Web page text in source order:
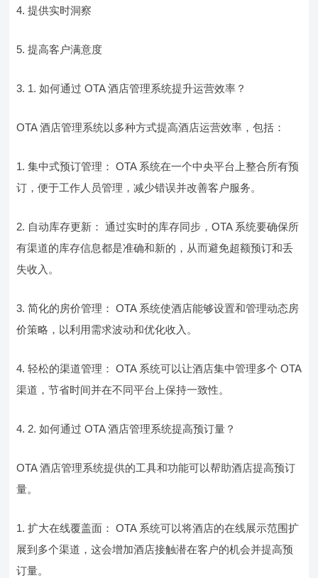
4. 提供实时洞察
5. 提高客户满意度
3. 1. 如何通过 OTA 酒店管理系统提升运营效率？
OTA 酒店管理系统以多种方式提高酒店运营效率，包括：
1. 集中式预订管理： OTA 系统在一个中央平台上整合所有预
订，便于工作人员管理，减少错误并改善客户服务。
2. 自动库存更新： 通过实时的库存同步，OTA 系统要确保所
有渠道的库存信息都是准确和新的，从而避免超额预订和丢
失收入。
3. 简化的房价管理： OTA 系统使酒店能够设置和管理动态房
价策略，以利用需求波动和优化收入。
4. 轻松的渠道管理： OTA 系统可以让酒店集中管理多个 OTA
渠道，节省时间并在不同平台上保持一致性。
4. 2. 如何通过 OTA 酒店管理系统提高预订量？
OTA 酒店管理系统提供的工具和功能可以帮助酒店提高预订
量。
1. 扩大在线覆盖面： OTA 系统可以将酒店的在线展示范围扩
展到多个渠道，这会增加酒店接触潜在客户的机会并提高预
订量。